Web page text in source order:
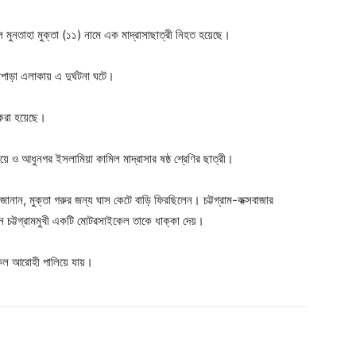
মুনতাহা মুক্তা (১১) নামে এক মাদ্রাসাছাত্রী নিহত হয়েছে।
এলাকায় এ দুর্ঘটনা ঘটে।
হয়েছে।
আধুনগর ইসলামিয়া কামিল মাদ্রাসার ষষ্ঠ শ্রেণির ছাত্রী।
জানান, মুক্তা গরুর জন্য ঘাস কেটে বাড়ি ফিরছিলেন। চট্টগ্রাম-কক্সবাজার
চট্টগ্রামমুখী একটি মোটরসাইকেল তাকে ধাক্কা দেয়।
আরোহী পালিয়ে যায়।